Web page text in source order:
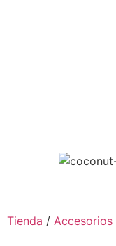
Tienda / Accesorios